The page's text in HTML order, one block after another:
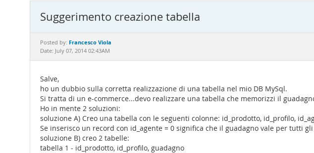
Suggerimento creazione tabella
Posted by: Francesco Viola
Date: July 07, 2014 02:43AM
Salve,
ho un dubbio sulla corretta realizzazione di una tabella nel mio DB MySql.
Si tratta di un e-commerce...devo realizzare una tabella che memorizzi il
Ho in mente 2 soluzioni:
soluzione A) Creo una tabella con le seguenti colonne: id_prodotto, id_profilo,
Se inserisco un record con id_agente = 0 significa che il guadagno vale per tutti
soluzione B) creo 2 tabelle:
tabella 1 - id_prodotto, id_profilo, guadagno